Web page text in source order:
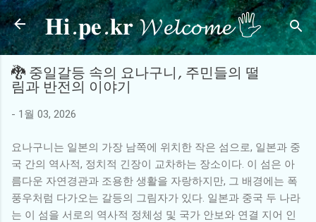
기본 콘텐츠로 건너뛰기
𝐇𝐢.𝐩𝐞.𝐤𝐫 𝓦𝓮𝓵𝓬𝓸𝓶𝓮 🖐
🐉 중일갈등 속의 요나구니, 주민들의 떨
림과 반전의 이야기
- 1월 03, 2026
요나구니는 일본의 가장 남쪽에 위치한 작은 섬으로, 일본과 중
국 간의 역사적, 정치적 긴장이 교차하는 장소이다. 이 섬은 아
름다운 자연경관과 조용한 생활을 자랑하지만, 그 배경에는 폭
풍우처럼 다가오는 갈등의 그림자가 있다. 일본과 중국 두 나라
는 이 섬을 서로의 역사적 정체성 및 국가 안보와 연결 지어 인